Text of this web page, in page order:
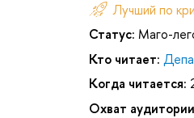
Лучший по
Статус: Маго-
Кто читает:
Когда читается:
Охват